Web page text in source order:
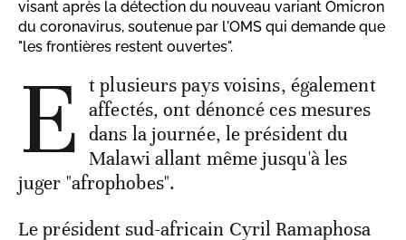
visant après la détection du nouveau variant Omicron
du coronavirus, soutenue par l'OMS qui demande que
"les frontières restent ouvertes".
E t plusieurs pays voisins, également
affectés, ont dénoncé ces mesures
dans la journée, le président du
Malawi allant même jusqu'à les
juger "afrophobes".
Le président sud-africain Cyril Ramaphosa